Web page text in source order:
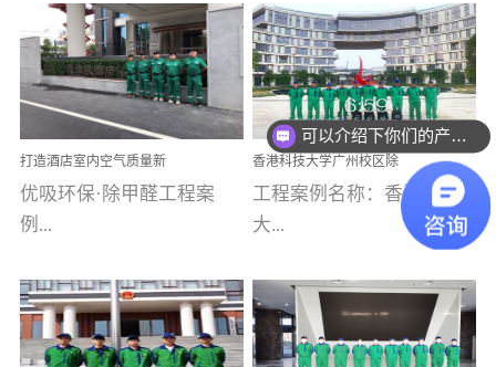
选择源头源材料、严控产
品质量，我们每一批的生
产产品都经过严格的质检
程序；生产车间为优吸总
部和全国分支机构生产光
触媒、净醛王、祛味剂等
优吸系列产品，保质保量
完成生产任务，确保全国
求。资质优势团队优势分
支优势优吸环保是一棵正
茁壮成长的树，只要我们
案例【深圳安居乐寓】室
内空气治理项目深圳安居
乐寓 深圳市安居乐寓
为深圳安居集团旗下城...
例(学校工装节选)广州南沙
小学(珠江湾校区)项目地
址：广州市南沙区海滨路
南沙珠江湾江门市蓬江区
禾...
打造酒店室内空气质量新
标杆——优吸环保·标杆之
作：东莞美豪雅致酒店室
内空气治理工程纪实
优吸环保·除甲醛工程案
例...
【东莞美豪雅致酒店】室
内空气治理项目东莞美豪
香港科技大学广州校区除
甲醛项目圆满完成
工程案例名称：香港科技
大...
学广州校区室内空气治
理 工程案例地址：广
可以介绍下你们的产品么